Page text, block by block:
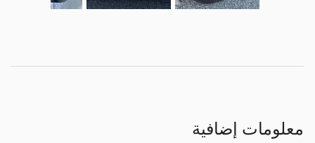
معلومات إضافية